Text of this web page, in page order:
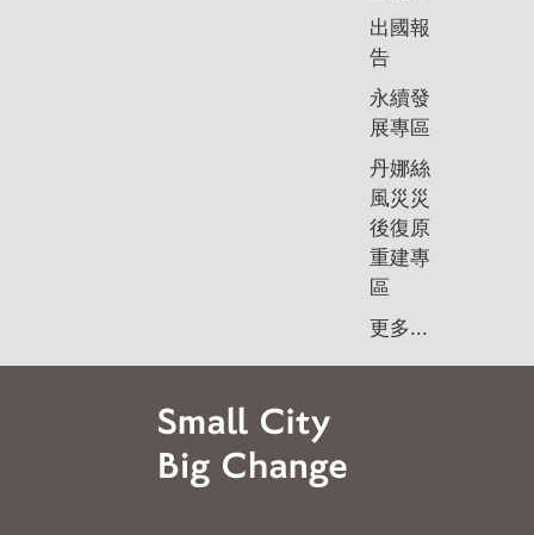
出國報
告
永續發
展專區
丹娜絲
風災災
後復原
重建專
區
更多...